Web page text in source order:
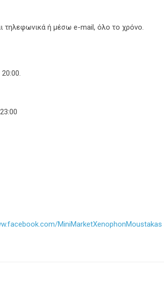
τηλεφωνικά ή μέσω e-mail, όλο το χρόνο.
MiniMarketXenophonMoustakas